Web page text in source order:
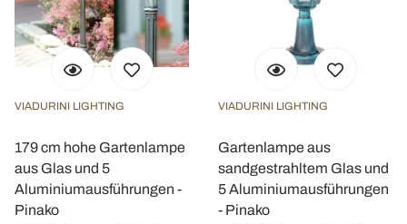
VIADURINI LIGHTING
179 cm hohe Gartenlampe
aus Glas und 5
Aluminiumausführungen -
Pinako
VIADURINI LIGHTING
Gartenlampe aus
sandgestrahltem Glas und
5 Aluminiumausführungen
- Pinako